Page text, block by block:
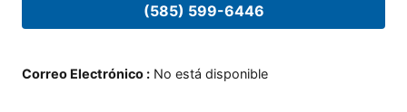
(585) 599-6446
Correo Electrónico : No está disponible